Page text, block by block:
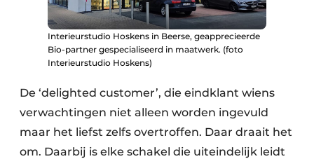
Interieurstudio Hoskens in Beerse, geapprecieerde
Bio-partner gespecialiseerd in maatwerk. (foto
Interieurstudio Hoskens)
De ‘delighted customer’, die eindklant wiens
verwachtingen niet alleen worden ingevuld
maar het liefst zelfs overtroffen. Daar draait het
om. Daarbij is elke schakel die uiteindelijk leidt